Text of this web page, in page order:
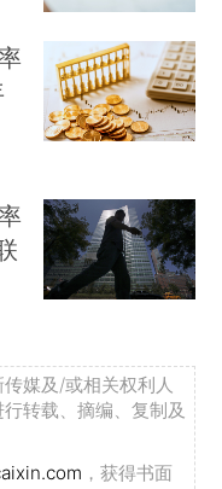
媒及/或相关权利人
转载、摘编、复制及
，获得书面